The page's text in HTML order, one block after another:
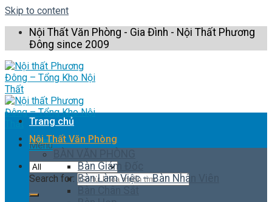
Skip to content
Nội Thất Văn Phòng - Gia Đình - Nội Thất Phương
Đông since 2009
Menu
Search for:
Trang chủ
Nội Thất Văn Phòng
Bàn Giám Đốc
Bàn Làm Việc – Bàn Nhân Viên